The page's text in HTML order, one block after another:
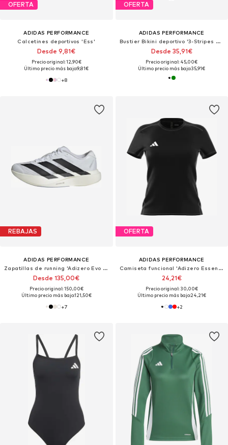
OFERTA
ADIDAS PERFORMANCE
Calcetines deportivos 'Ess'
Desde 9,81€
Precio original: 12,90€
Último precio más bajo:9,81€
+8
OFERTA
ADIDAS PERFORMANCE
Bustier Bikini deportivo '3-Stripes V-Back'
Desde 35,91€
Precio original: 45,00€
Último precio más bajo:35,91€
REBAJAS
ADIDAS PERFORMANCE
Zapatillas de running 'Adizero Evo SL'
Desde 135,00€
Precio original: 150,00€
Último precio más bajo:121,50€
+7
OFERTA
ADIDAS PERFORMANCE
Camiseta funcional 'Adizero Essentials'
24,21€
Precio original: 30,00€
Último precio más bajo:24,21€
+2